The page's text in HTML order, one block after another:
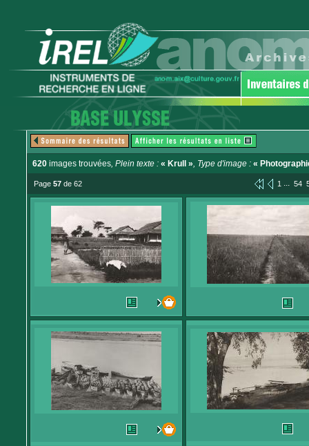
620 images trouvées, Plein texte : « Krull », Type d'image : «
Page 57 de 62 1 ... 54